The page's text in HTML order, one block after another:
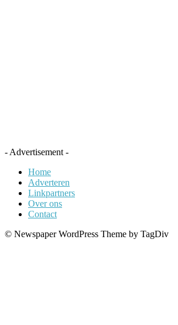
- Advertisement -
Home
Adverteren
Linkpartners
Over ons
Contact
© Newspaper WordPress Theme by TagDiv